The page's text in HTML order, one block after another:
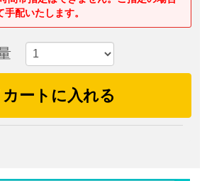
配いたします。
カートに入れる